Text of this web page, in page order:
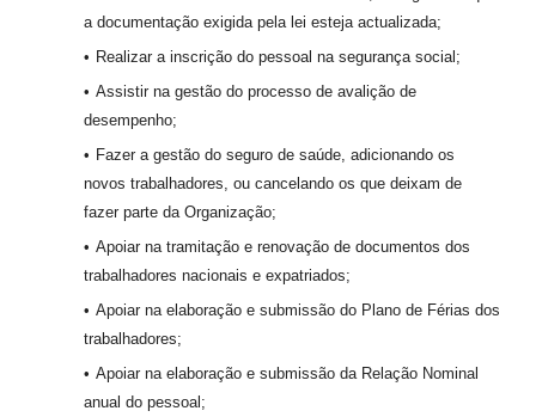
a documentação exigida pela lei esteja actualizada;
Realizar a inscrição do pessoal na segurança social;
Assistir na gestão do processo de avalição de
desempenho;
Fazer a gestão do seguro de saúde, adicionando os
novos trabalhadores, ou cancelando os que deixam de
fazer parte da Organização;
Apoiar na tramitação e renovação de documentos dos
trabalhadores nacionais e expatriados;
Apoiar na elaboração e submissão do Plano de Férias dos
trabalhadores;
Apoiar na elaboração e submissão da Relação Nominal
anual do pessoal;